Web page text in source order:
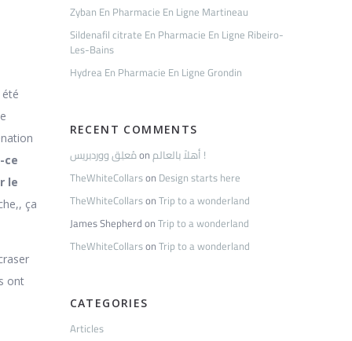
ce
le
ça
ont
Zyban En Pharmacie En Ligne Martineau
Sildenafil citrate En Pharmacie En Ligne Ribeiro-
Les-Bains
Hydrea En Pharmacie En Ligne Grondin
RECENT COMMENTS
مُعلِق ووردبريسon
أهلاً بالعالم !
TheWhiteCollarson Design starts here
TheWhiteCollarsonTrip to a wonderland
James ShepherdonTrip to a wonderland
TheWhiteCollarsonTrip to a wonderland
CATEGORIES
Articles